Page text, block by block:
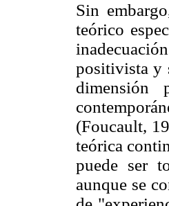
Sin
teórico
positivista y
dimensión
(Foucault,
teórica
puede ser
aunque se